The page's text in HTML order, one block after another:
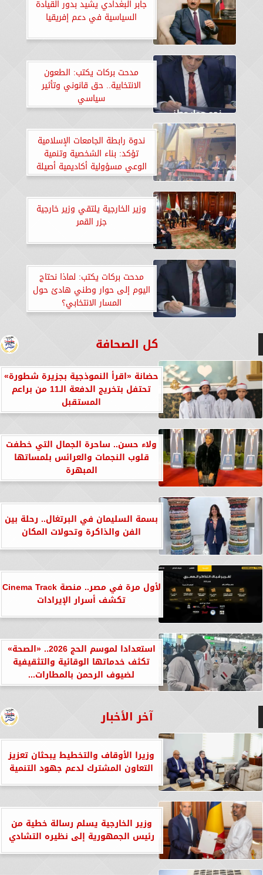
جابر البغدادي يشيد بدور القيادة
السياسية في دعم إفريقيا
مدحت بركات يكتب: الطعون
الانتخابية.. حق قانوني وتأثير
سياسي
ندوة رابطة الجامعات الإسلامية
تؤكد: بناء الشخصية وتنمية
الوعي مسؤولية أكاديمية أصيلة
وزير الخارجية يلتقي وزير خارجية
جزر القمر
مدحت بركات يكتب: لماذا نحتاج
اليوم إلى حوار وطني هادئ حول
المسار الانتخابي؟
كل الصحافة
حضانة «اقرأ النموذجية بجزيرة شطورة»
تحتفل بتخريج الدفعة الـ11 من براعم
المستقبل
ولاء حسن.. ساحرة الجمال التي خطفت
قلوب النجمات والعرائس بلمساتها
المبهرة
بسمة السليمان في البرتغال.. رحلة بين
الفن والذاكرة وتحولات المكان
لأول مرة في مصر.. منصة Cinema Track
تكشف أسرار الإيرادات
استعدادا لموسم الحج 2026.. «الصحة»
تكثف خدماتها الوقائية والتثقيفية
لضيوف الرحمن بالمطارات...
آخر الأخبار
وزيرا الأوقاف والتخطيط يبحثان تعزيز
التعاون المشترك لدعم جهود التنمية
وزير الخارجية يسلم رسالة خطية من
رئيس الجمهورية إلى نظيره التشادي